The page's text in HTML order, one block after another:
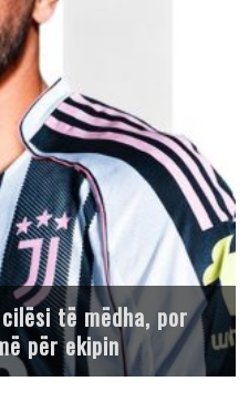
të mëdha, por
për ekipin